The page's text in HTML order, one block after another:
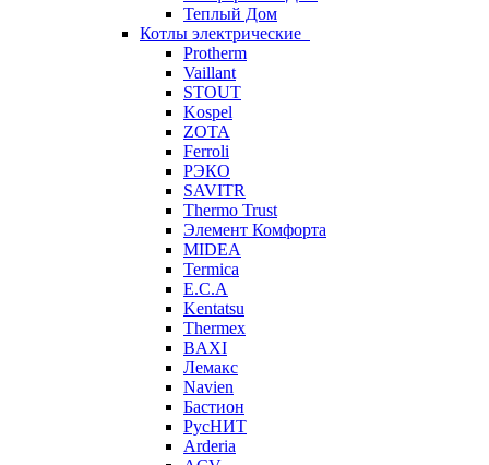
Теплый Дом
Котлы электрические
Protherm
Vaillant
STOUT
Kospel
ZOTA
Ferroli
РЭКО
SAVITR
Thermo Trust
Элемент Комфорта
MIDEA
Termica
E.C.A
Kentatsu
Thermex
BAXI
Лемакс
Navien
Бастион
РусНИТ
Arderia